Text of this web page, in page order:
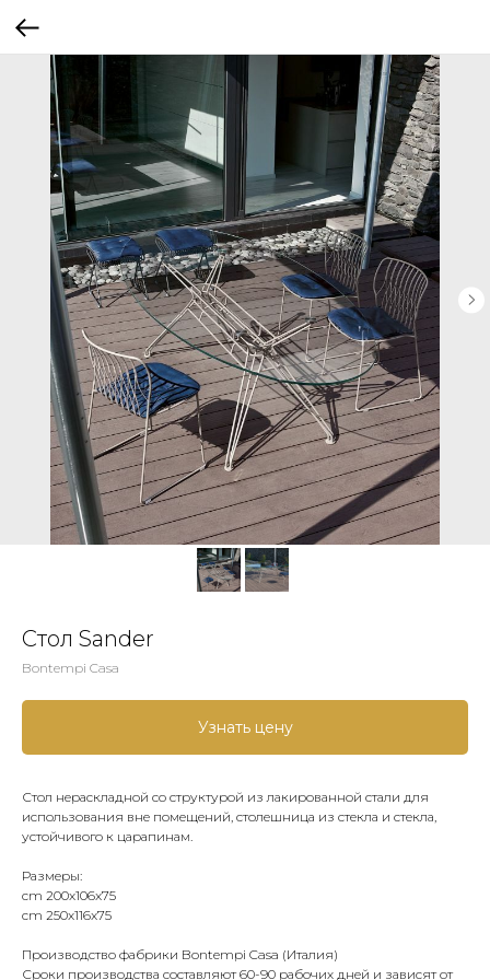
Стол Sander
Bontempi Casa
Узнать цену
Стол нераскладной со структурой из лакированной стали для
использования вне помещений, столешница из стекла и стекла,
устойчивого к царапинам.
Размеры:
cm 200x106x75
cm 250x116x75
Производство фабрики Bontempi Casa (Италия)
Сроки производства составляют 60-90 рабочих дней и зависят от